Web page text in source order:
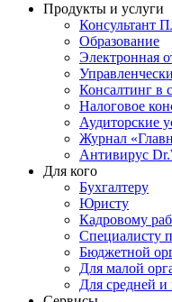
Продукты и услуги
Консультант
Образование
Электронная
Консалтинг в
Налоговое
Аудиторские
Журнал
Антивирус
Для кого
Бухгалтеру
Юристу
Кадровому
Специалисту
Бюджетной
Для малой
Для средней и